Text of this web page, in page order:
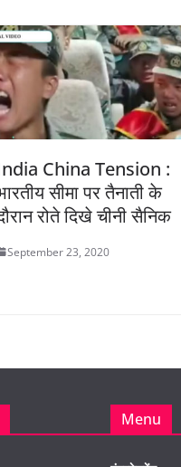
China Tension :
सीमा पर तैनाती के
रोते दिखे चीनी सैनिक
September 23, 2020
Menu